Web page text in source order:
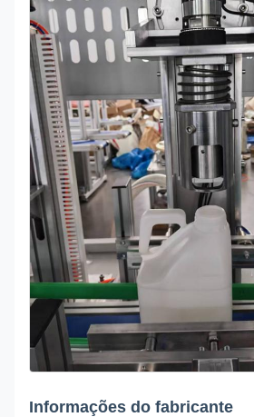
Informações do fabricante